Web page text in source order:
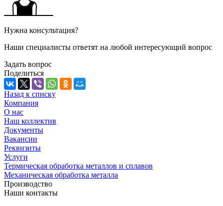
Нужна консультация?
Наши специалисты ответят на любой интересующий вопрос
Задать вопрос
Поделиться
Назад к списку
Компания
О нас
Наш коллектив
Документы
Вакансии
Реквизиты
Услуги
Термическая обработка металлов и сплавов
Механическая обработка металла
Производство
Наши контакты